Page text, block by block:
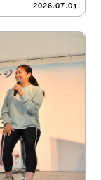
2026.07.01